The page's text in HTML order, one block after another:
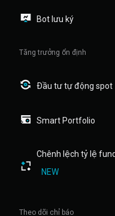
Bot lưu ký
Tăng trưởng ổn định
Đầu tư tự động spot
Smart Portfolio
Chênh lệch tỷ lệ
NEW
Theo dõi chỉ báo